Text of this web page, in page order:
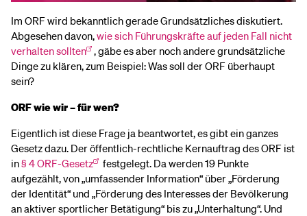
Im ORF wird bekanntlich gerade Grundsätzliches diskutiert.
Abgesehen davon,wie sich Führungskräfte auf jeden Fall nicht
verhalten sollten , gäbe es aber noch andere grundsätzliche
Dinge zu klären, zum Beispiel: Was soll der ORF überhaupt
sein?
ORF wie wir – für wen?
Eigentlich ist diese Frage ja beantwortet, es gibt ein ganzes
Gesetz dazu. Der öffentlich-rechtliche Kernauftrag des ORF ist
in§ 4 ORF-Gesetz
festgelegt. Da werden 19 Punkte
aufgezählt, von „umfassender Information“ über „Förderung
der Identität“ und „Förderung des Interesses der Bevölkerung
an aktiver sportlicher Betätigung“ bis zu „Unterhaltung“. Und